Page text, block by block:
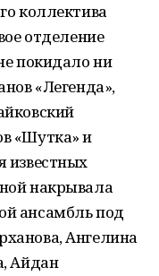
коллектива
отделение
покидало ни
«Легенда»,
«Шутка» и
известных
накрывала
ансамбль под
Ангелина
Айдан